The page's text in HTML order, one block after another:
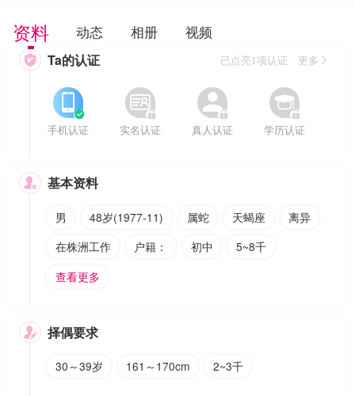
资料 动态 相册 视频
 Ta的认证 已点亮1项认证 更多


手机认证


实名认证


真人认证


学历认证
 基本资料
男 48岁(1977-11) 属蛇 天蝎座
离异
在株洲工作
户籍： 初中
5~8千
查看更多
 择偶要求
30～39岁 161～170cm 2~3千